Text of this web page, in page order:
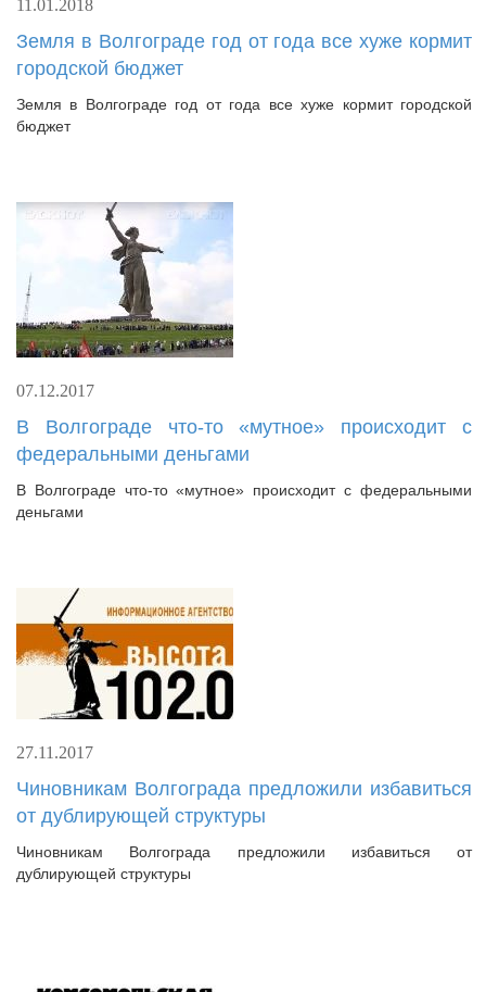
11.01.2018
Земля в Волгограде год от года все хуже кормит
городской бюджет
Земля в Волгограде год от года все хуже кормит городской
бюджет
07.12.2017
В Волгограде что-то «мутное» происходит с
федеральными деньгами
В Волгограде что-то «мутное» происходит с федеральными
деньгами
27.11.2017
Чиновникам Волгограда предложили избавиться
от дублирующей структуры
Чиновникам Волгограда предложили избавиться от
дублирующей структуры